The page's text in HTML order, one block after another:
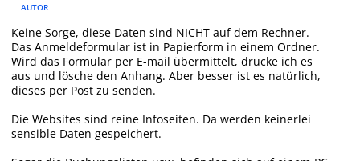
AUTOR
Keine Sorge, diese Daten sind NICHT auf dem Rechner.
Das Anmeldeformular ist in Papierform in einem Ordner.
Wird das Formular per E-mail übermittelt, drucke ich es
aus und lösche den Anhang. Aber besser ist es natürlich,
dieses per Post zu senden.
Die Websites sind reine Infoseiten. Da werden keinerlei
sensible Daten gespeichert.